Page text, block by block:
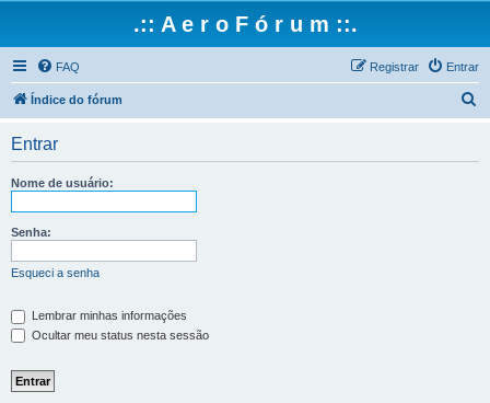
.:: A e r o F ó r u m ::.
FAQ Entrar
Registrar
Índice do fórum
Entrar
Nome de usuário:
Senha:
Esqueci a senha
Lembrar minhas informações
Ocultar meu status nesta sessão